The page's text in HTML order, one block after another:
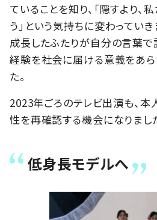
ていることを知り、「隠すより、
う」という気持ちに変わっていき
成長したふたりが自分の言葉で
経験を社会に届ける意義をあ
た。
2023年ごろのテレビ出演も、
性を再確認する機会になりまし
低身長モデルへ